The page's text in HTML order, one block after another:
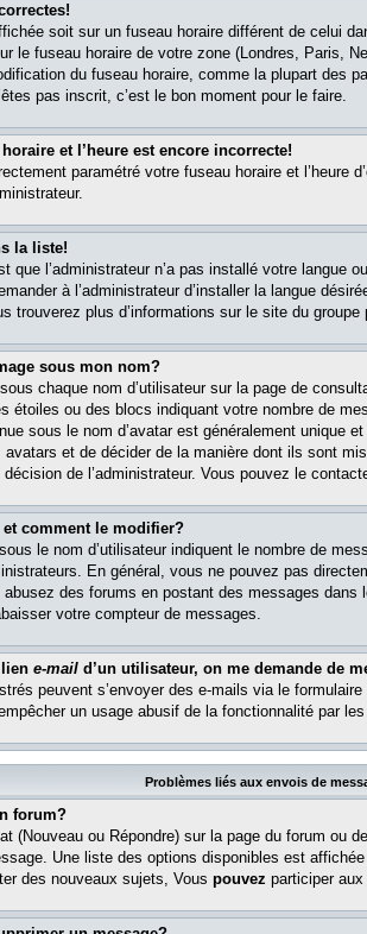
soit sur un fuseau horaire différent de celui
le fuseau horaire de votre zone (Londres, Paris,
du fuseau horaire, comme la plupart des
pas inscrit, c’est le bon moment pour le faire.
et l’heure est encore incorrecte!
paramétré votre fuseau horaire et l’heure
la liste!
que l’administrateur n’a pas installé votre langue
à l’administrateur d’installer la langue
trouverez plus d’informations sur le site du
sous mon nom?
chaque nom d’utilisateur sur la page de
étoiles ou des blocs indiquant votre nombre de
sous le nom d’avatar est généralement unique
avatars et de décider de la manière dont ils sont
décision de l’administrateur. Vous pouvez le
et comment le modifier?
le nom d’utilisateur indiquent le nombre de
En général, vous ne pouvez pas
abusez des forums en postant des messages dans
votre compteur de messages.
e-mail d’un utilisateur, on me demande de
peuvent s’envoyer des e-mails via le
un usage abusif de la fonctionnalité par
Problèmes liés aux envois de
forum?
(Nouveau ou Répondre) sur la page du forum ou
Une liste des options disponibles est
des nouveaux sujets, Vous pouvez participer